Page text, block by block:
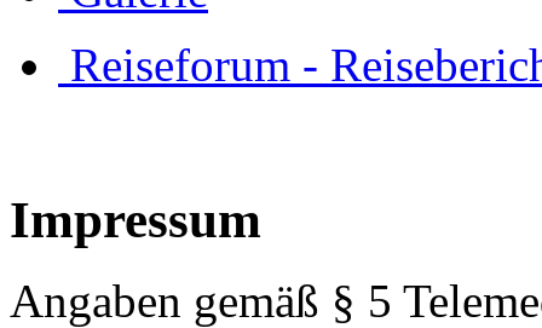
Reiseforum -
Impressum
Angaben gemäß § 5